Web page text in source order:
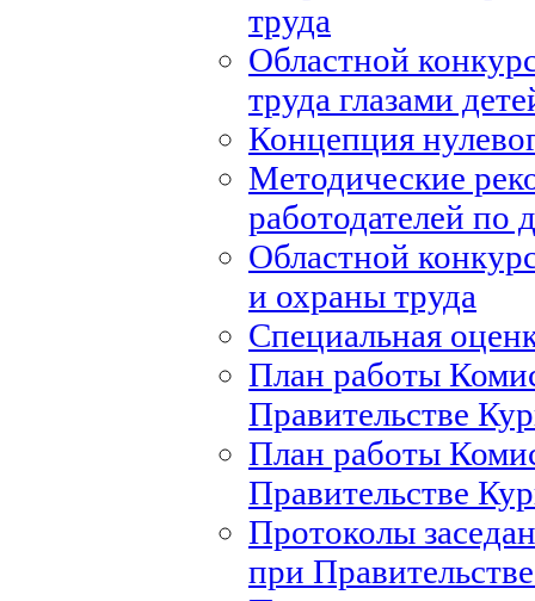
труда
Областной
труда глазами
Концепция
Методические
работодателей по
Областной
и охраны труда
Специальная
План работы
Правительстве
План работы
Правительстве
Протоколы
при